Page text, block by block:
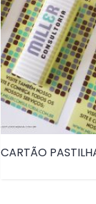
CARTÃO